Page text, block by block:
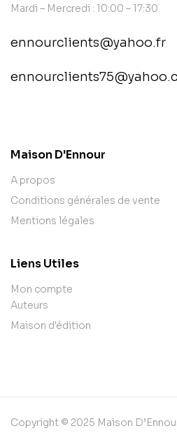
Mardi – Mercredi : 10:00 – 17:30
ennourclients@yahoo.fr
Maison D'Ennour
A propos
Conditions générales de vente
Mentions légales
Liens Utiles
Mon compte
Auteurs
Maison d'édition
Copyright © 2025 Maison